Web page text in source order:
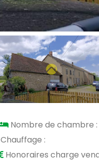
Nombre de chambre :
Chauffage :
Honoraires charge